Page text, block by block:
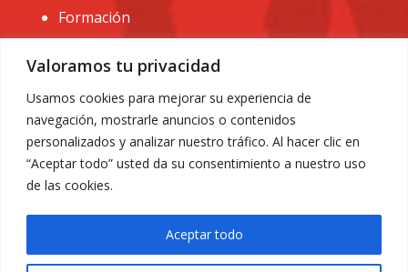
Valoramos tu privacidad
Usamos cookies para mejorar su experiencia de
navegación, mostrarle anuncios o contenidos
personalizados y analizar nuestro tráfico. Al hacer clic en
“Aceptar todo” usted da su consentimiento a nuestro uso
de las cookies.
Aceptar todo
Formación
CONTACTO:
administracion@usomurcia.org
968 25 01 20
C/ Huerto de las bombas nº6. 30009 Murcia